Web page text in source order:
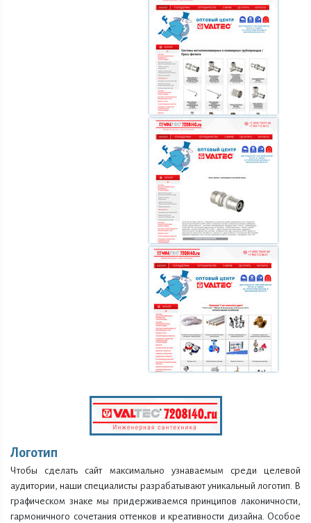
Логотип
Чтобы сделать сайт максимально узнаваемым среди целевой
аудитории, наши специалисты разрабатывают уникальный логотип. В
графическом знаке мы придерживаемся принципов лаконичности,
гармоничного сочетания оттенков и креативности дизайна. Особое